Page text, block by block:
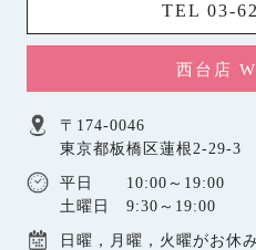
TEL 03-
西台店
〒174-0046
東京都板橋区蓮根2-29-3
平日 10:00～19:00
土曜日 9:30～19:00
日曜，月曜，火曜がお休